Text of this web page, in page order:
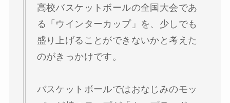
高校バスケットボールの全国大会であ
る「ウインターカップ」を、少しでも
盛り上げることができないかと考えた
のがきっかけです。
バスケットボールではおなじみのモッ